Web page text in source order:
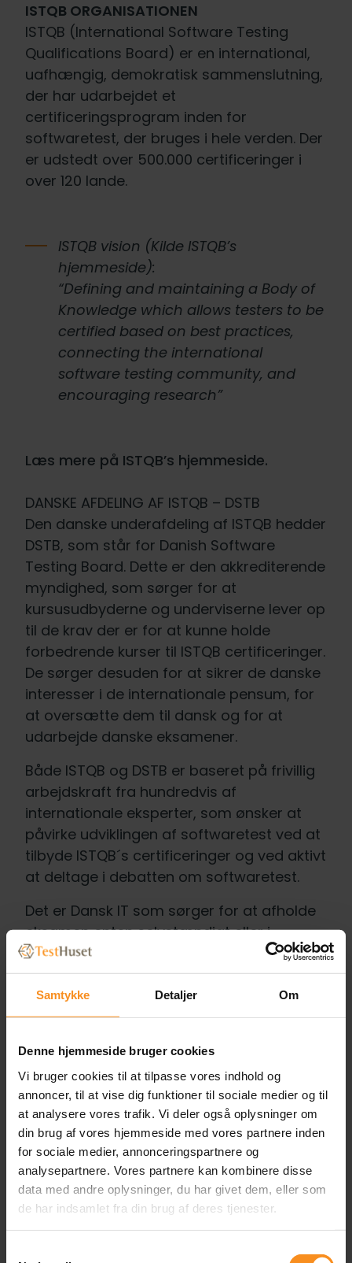
Samtykke Detaljer Om
Denne hjemmeside bruger cookies
Vi bruger cookies til at tilpasse vores indhold og
annoncer, til at vise dig funktioner til sociale medier og til
at analysere vores trafik. Vi deler også oplysninger om
din brug af vores hjemmeside med vores partnere inden
for sociale medier, annonceringspartnere og
analysepartnere. Vores partnere kan kombinere disse
data med andre oplysninger, du har givet dem, eller som
de har indsamlet fra din brug af deres tjenester.
ISTQB ORGANISATIONEN
ISTQB (International Software Testing
Qualifications Board) er en international,
uafhængig, demokratisk sammenslutning,
der har udarbejdet et
certificeringsprogram inden for
softwaretest, der bruges i hele verden. Der
er udstedt over 500.000 certificeringer i
over 120 lande.
ISTQB vision (Kilde ISTQB’s
hjemmeside):
“Defining and maintaining a Body of
Knowledge which allows testers to be
certified based on best practices,
connecting the international
software testing community, and
encouraging research”
Læs mere på ISTQB’s hjemmeside.
DANSKE AFDELING AF ISTQB – DSTB
Den danske underafdeling af ISTQB hedder
DSTB, som står for Danish Software
Testing Board. Dette er den akkrediterende
myndighed, som sørger for at
kursusudbyderne og underviserne lever op
til de krav der er for at kunne holde
forbedrende kurser til ISTQB certificeringer.
De sørger desuden for at sikrer de danske
interesser i de internationale pensum, for
at oversætte dem til dansk og for at
udarbejde danske eksamener.
Både ISTQB og DSTB er baseret på frivillig
arbejdskraft fra hundredvis af
internationale eksperter, som ønsker at
påvirke udviklingen af softwaretest ved at
tilbyde ISTQB´s certificeringer og ved aktivt
at deltage i debatten om softwaretest.
Det er Dansk IT som sørger for at afholde
eksamen enten selvstændigt eller i
forlængelse af et kursus i samarbejde
med en kursusudbyder.
hjemmeside):
Vores vision er, at vi vil påvirke
udvikling af softwaretest på
verdensplan, ved aktivt at deltage i
det arbejde, der udføres af ISTQB.
Dette omfatter både udarbejdelse af
pensum på nye områder, hvor ISTQB
beslutter de vil tilbyde certificering, og
aktiv deltagelse i udvikling af
eksamensspørgsmål til de samme